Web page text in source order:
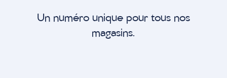
Un numéro unique pour tous nos
magasins.